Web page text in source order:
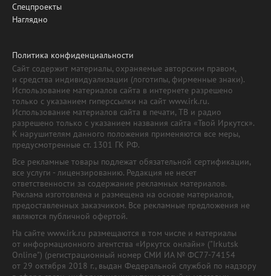
Спецпроекты
Наглядно
Политика конфиденциальности
Сайт содержит материалы, охраняемые авторским правом,
и средства индивидуализации (логотипы, фирменные знаки).
Использование материалов сайта в интернете разрешено
только с указанием гиперссылки на сайт www.irk.ru.
Использование материалов сайта в печати, ТВ и радио
разрешено только с указанием названия сайта «Твой Иркутск».
К нарушителям данного положения применяются все меры,
предусмотренные ст. 1301 ГК РФ.
Все рекламные товары подлежат обязательной сертификации,
все услуги - лицензированию. Редакция не несет
ответственности за содержание рекламных материалов.
Реклама изготовлена и размещена на основе материалов,
предоставленных заказчиком. Все рекламные предложения не
являются публичной офертой.
На сайте www.irk.ru размещаются в том числе и материалы
от информационного агентства «Иркутск онлайн» ("Irkutsk
Online") (регистрационный номер СМИ ИА № ФС77-74154
от 29 октября 2018 г., выдан Федеральной службой по надзору